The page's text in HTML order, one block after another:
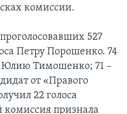
комиссии.
527
Петру Порошенко. 74
Юлию Тимошенко; 71 –
от «Правого
22 голоса
комиссия признала